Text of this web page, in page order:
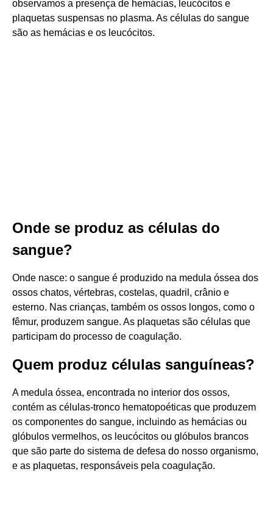
observamos a presença de hemácias, leucócitos e
plaquetas suspensas no plasma. As células do sangue
são as hemácias e os leucócitos.
Onde se produz as células do
sangue?
Onde nasce: o sangue é produzido na medula óssea dos
ossos chatos, vértebras, costelas, quadril, crânio e
esterno. Nas crianças, também os ossos longos, como o
fêmur, produzem sangue. As plaquetas são células que
participam do processo de coagulação.
Quem produz células sanguíneas?
A medula óssea, encontrada no interior dos ossos,
contém as células-tronco hematopoéticas que produzem
os componentes do sangue, incluindo as hemácias ou
glóbulos vermelhos, os leucócitos ou glóbulos brancos
que são parte do sistema de defesa do nosso organismo,
e as plaquetas, responsáveis pela coagulação.